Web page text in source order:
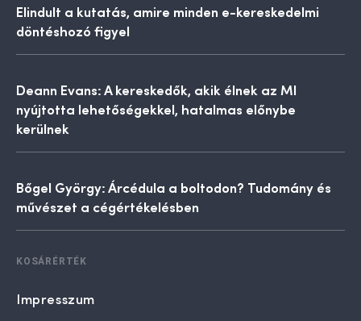
Elindult a kutatás, amire minden e-kereskedelmi
döntéshozó figyel
Deann Evans: A kereskedők, akik élnek az MI
nyújtotta lehetőségekkel, hatalmas előnybe
kerülnek
Bőgel György: Árcédula a boltodon? Tudomány és
művészet a cégértékelésben
KOSÁRÉRTÉK
Impresszum